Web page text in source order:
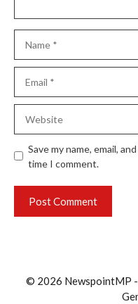
Save my name, email,
time I comment.
© 2026 NewspointMP